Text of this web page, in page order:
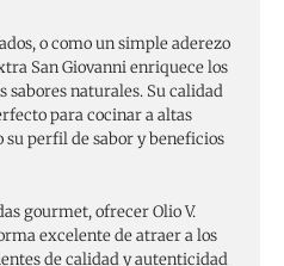
o como un simple aderezo
San Giovanni enriquece los
sabores naturales. Su calidad
para cocinar a altas
perfil de sabor y beneficios
gourmet, ofrecer Olio V.
excelente de atraer a los
de calidad y autenticidad